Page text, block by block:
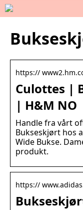
https://
Culottes |
| H&M NO
Handle fra vårt
Bukseskjørt hos
Wide Bukse.
produkt.
https://